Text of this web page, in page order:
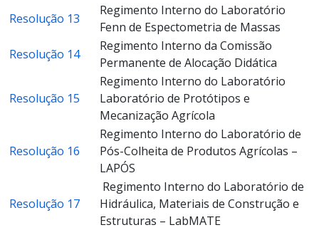
Resolução 13
Regimento Interno do Laboratório
Fenn de Espectometria de Massas
Resolução 14
Regimento Interno da Comissão
Permanente de Alocação Didática
Resolução 15
Regimento Interno do Laboratório
Laboratório de Protótipos e
Mecanização Agrícola
Resolução 16
Regimento Interno do Laboratório de
Pós-Colheita de Produtos Agrícolas –
LAPÓS
Resolução 17
Regimento Interno do Laboratório de
Hidráulica, Materiais de Construção e
Estruturas – LabMATE